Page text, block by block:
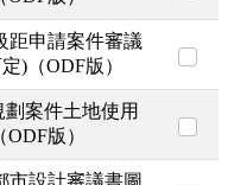
距申請案件審議
)（ODF版）
劃案件土地使用
版）
市設計審議書圖